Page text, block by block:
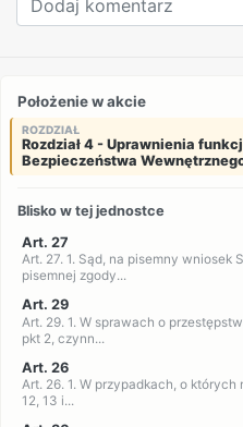
Położenie w akcie
ROZDZIAŁ
Rozdział 4 - Uprawnienia
Bezpieczeństwa
Blisko w tej jednostce
Art. 27
Art. 27. 1. Sąd, na pisemny wniosek
pisemnej zgody...
Art. 29
Art. 29. 1. W sprawach o
pkt 2, czynn...
Art. 26
Art. 26. 1. W przypadkach, o których
12, 13 i...